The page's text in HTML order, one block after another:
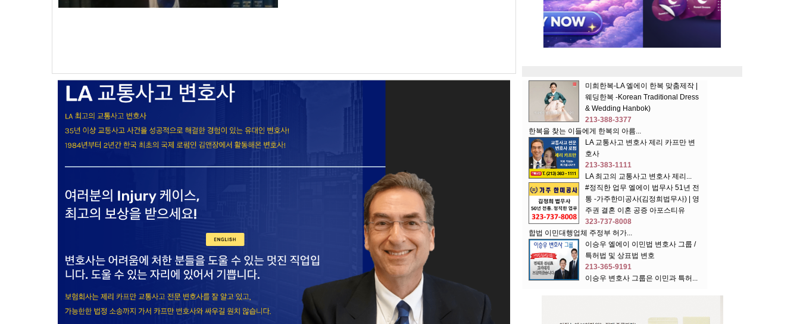
미희한복-LA 엘에이 한복 맞춤제작 |
웨딩한복 -Korean Traditional Dress
& Wedding Hanbok)
213-388-3377
한복을 찾는 이들에게 한복의 아름...
LA 교통사고 변호사 제리 카프만 변
호사
213-383-1111
LA 최고의 교통사고 변호사 제리...
#정직한 업무 엘에이 법무사 51년 전
통 -가주한미공사(김정희법무사) | 영
주권 결혼 이혼 공증 아포스티유
323-737-8008
합법 이민대행업체 주정부 허가...
이승우 엘에이 이민법 변호사 그룹 /
특허법 및 상표법 변호
213-365-9191
이승우 변호사 그룹은 이민과 특허...